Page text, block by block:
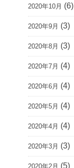
2020年10月 (6)
2020年9月 (3)
2020年8月 (3)
2020年7月 (4)
2020年6月 (4)
2020年5月 (4)
2020年4月 (4)
2020年3月 (3)
2020年2月 (5)